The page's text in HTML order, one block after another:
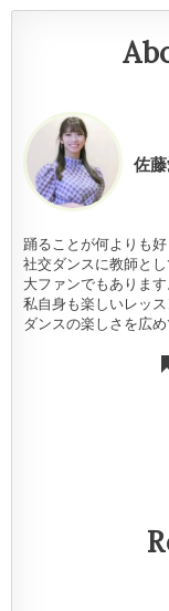
佐
踊ることが何よりも好
社交ダンスに教師と
大ファンでもあります
私自身も楽しいレッ
ダンスの楽しさを広め